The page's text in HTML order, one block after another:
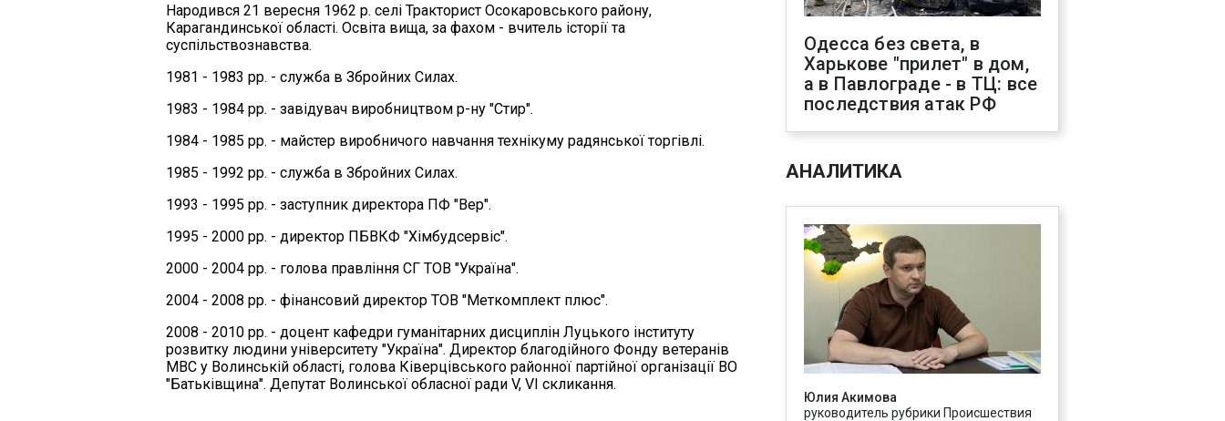
Народився 21 вересня 1962 р. селі Тракторист Осокаровського району,
Карагандинської області. Освіта вища, за фахом - вчитель історії та
суспільствознавства.
1981 - 1983 рр. - служба в Збройних Силах.
1983 - 1984 рр. - завідувач виробництвом р-ну "Стир".
1984 - 1985 рр. - майстер виробничого навчання технікуму радянської торгівлі.
1985 - 1992 рр. - служба в Збройних Силах.
1993 - 1995 рр. - заступник директора ПФ "Вер".
1995 - 2000 рр. - директор ПБВКФ "Хімбудсервіс".
2000 - 2004 рр. - голова правління СГ ТОВ "Україна".
2004 - 2008 рр. - фінансовий директор ТОВ "Меткомплект плюс".
2008 - 2010 рр. - доцент кафедри гуманітарних дисциплін Луцького інституту
розвитку людини університету "Україна". Директор благодійного Фонду ветеранів
МВС у Волинській області, голова Ківерцівського районної партійної організації ВО
"Батьківщина". Депутат Волинської обласної ради V, VI скликання.
Одесса без света, в
Харькове "прилет" в дом,
а в Павлограде - в ТЦ: все
последствия атак РФ
АНАЛИТИКА
Юлия Акимова
руководитель рубрики Происшествия